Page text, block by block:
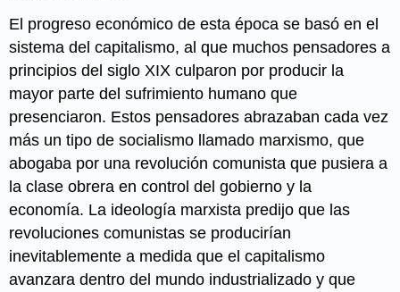
El progreso económico de esta época se basó en el
sistema del capitalismo, al que muchos pensadores a
principios del siglo XIX culparon por producir la
mayor parte del sufrimiento humano que
presenciaron. Estos pensadores abrazaban cada vez
más un tipo de socialismo llamado marxismo, que
abogaba por una revolución comunista que pusiera a
la clase obrera en control del gobierno y la
economía. La ideología marxista predijo que las
revoluciones comunistas se producirían
inevitablemente a medida que el capitalismo
avanzara dentro del mundo industrializado y que